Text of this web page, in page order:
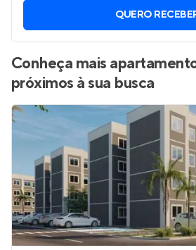
QUERO
Conheça mais
próximos à sua busca